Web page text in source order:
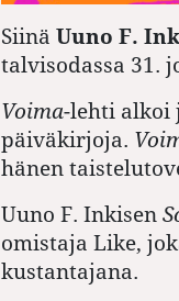
Siinä Uuno F.
talvisodassa 31.
Voima-lehti alkoi
päiväkirjoja.
hänen
Uuno F. Inkisen
omistaja Like,
kustantajana.